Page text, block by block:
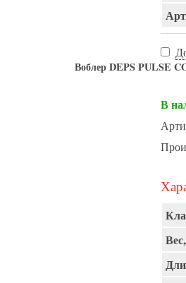
Воблер DEPS PULSE
В